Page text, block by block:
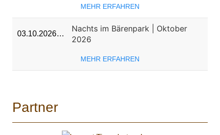
MEHR ERFAHREN
03.10.2026…
Nachts im Bärenpark | Oktober
2026
MEHR ERFAHREN
Partner